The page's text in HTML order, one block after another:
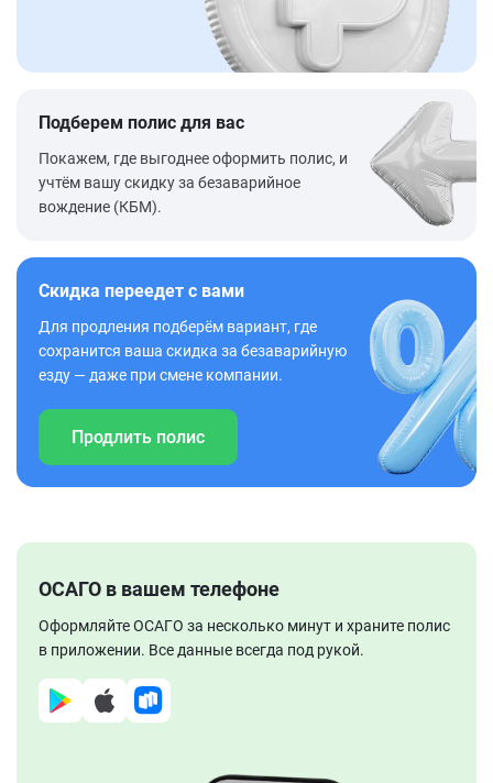
Подберем полис для вас
Покажем, где выгоднее оформить полис, и
учтём вашу скидку за безаварийное
вождение (КБМ).
Скидка переедет с вами
Для продления подберём вариант, где
сохранится ваша скидка за безаварийную
езду — даже при смене компании.
Продлить полис
ОСАГО в вашем телефоне
Оформляйте ОСАГО за несколько минут и храните полис
в приложении. Все данные всегда под рукой.